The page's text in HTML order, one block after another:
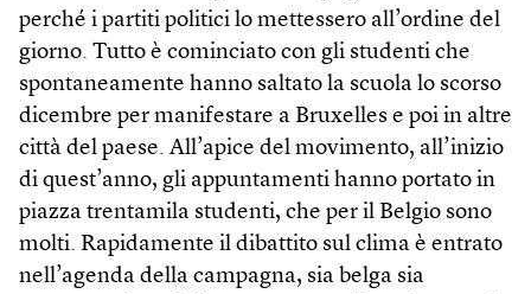
perché i partiti politici lo mettessero all’ordine del
giorno. Tutto è cominciato con gli studenti che
spontaneamente hanno saltato la scuola lo scorso
dicembre per manifestare a Bruxelles e poi in altre
città del paese. All’apice del movimento, all’inizio
di quest’anno, gli appuntamenti hanno portato in
piazza trentamila studenti, che per il Belgio sono
molti. Rapidamente il dibattito sul clima è entrato
nell’agenda della campagna, sia belga sia